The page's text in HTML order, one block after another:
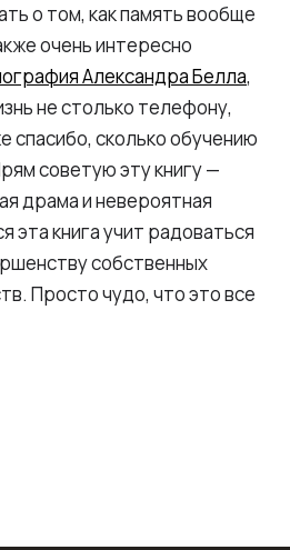
о том, как память вообще
очень интересно
Александра Белла,
не столько телефону,
спасибо, сколько обучению
советую эту книгу —
драма и невероятная
эта книга учит радоваться
собственных
Просто чудо, что это все